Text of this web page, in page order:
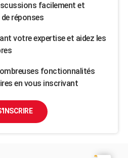
facilement et
réponses
votre expertise et aidez les
fonctionnalités
en vous inscrivant